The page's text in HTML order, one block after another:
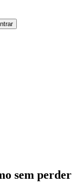
sem perder